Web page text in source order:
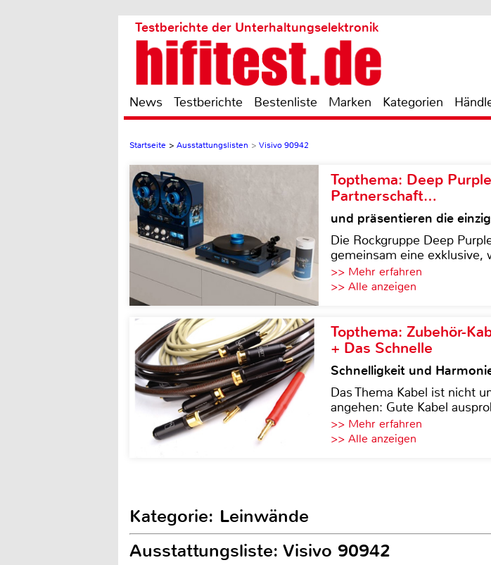
Testberichte der Unterhaltungselektronik
News Testberichte Bestenliste Marken Kategorien
Startseite > Ausstattungslisten > Visivo 90942
Topthema: Deep
Partnerschaft…
und präsentieren die
Die Rockgruppe Deep
gemeinsam eine
>> Mehr erfahren
>> Alle anzeigen
Topthema: Zubehör-
+ Das Schnelle
Schnelligkeit und
Das Thema Kabel ist nicht
angehen: Gute Kabel
>> Mehr erfahren
>> Alle anzeigen
Kategorie: Leinwände
Ausstattungsliste: Visivo 90942